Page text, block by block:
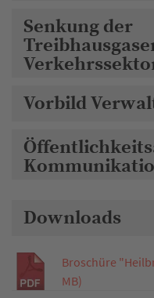
Senkung der
Vorbild
Downloads
Broschüre
MB)